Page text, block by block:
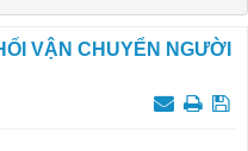
VẬN CHUYỂN NGƯỜI